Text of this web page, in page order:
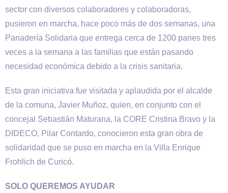
sector con diversos colaboradores y colaboradoras,
pusieron en marcha, hace poco más de dos semanas, una
Panadería Solidaria que entrega cerca de 1200 panes tres
veces a la semana a las familias que están pasando
necesidad económica debido a la crisis sanitaria.
Esta gran iniciativa fue visitada y aplaudida por el alcalde
de la comuna, Javier Muñoz, quien, en conjunto con el
concejal Sebastián Maturana, la CORE Cristina Bravo y la
DIDECO, Pilar Contardo, conocieron esta gran obra de
solidaridad que se puso en marcha en la Villa Enrique
Frohlich de Curicó.
SOLO QUEREMOS AYUDAR